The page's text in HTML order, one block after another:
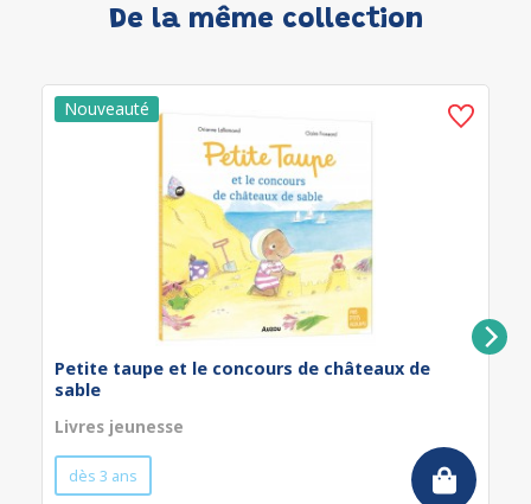
De la même collection
Petite taupe et le concours de châteaux de
sable
Livres jeunesse
dès 3 ans